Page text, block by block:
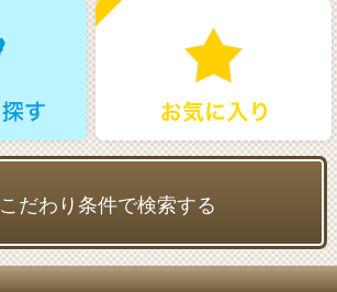
こだわり条件で検索する